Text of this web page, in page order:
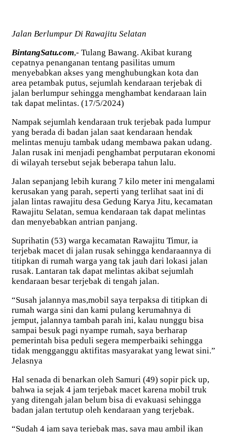
Jalan Berlumpur Di Rawajitu Selatan
BintangSatu.com,- Tulang Bawang. Akibat kurang
cepatnya penanganan tentang pasilitas umum
menyebabkan akses yang menghubungkan kota dan
area petambak putus, sejumlah kendaraan terjebak di
jalan berlumpur sehingga menghambat kendaraan lain
tak dapat melintas. (17/5/2024)
Nampak sejumlah kendaraan truk terjebak pada lumpur
yang berada di badan jalan saat kendaraan hendak
melintas menuju tambak udang membawa pakan udang.
Jalan rusak ini menjadi penghambat perputaran ekonomi
di wilayah tersebut sejak beberapa tahun lalu.
Jalan sepanjang lebih kurang 7 kilo meter ini mengalami
kerusakan yang parah, seperti yang terlihat saat ini di
jalan lintas rawajitu desa Gedung Karya Jitu, kecamatan
Rawajitu Selatan, semua kendaraan tak dapat melintas
dan menyebabkan antrian panjang.
Suprihatin (53) warga kecamatan Rawajitu Timur, ia
terjebak macet di jalan rusak sehingga kendaraannya di
titipkan di rumah warga yang tak jauh dari lokasi jalan
rusak. Lantaran tak dapat melintas akibat sejumlah
kendaraan besar terjebak di tengah jalan.
“Susah jalannya mas,mobil saya terpaksa di titipkan di
rumah warga sini dan kami pulang kerumahnya di
jemput, jalannya tambah parah ini, kalau nunggu bisa
sampai besuk pagi nyampe rumah, saya berharap
pemerintah bisa peduli segera memperbaiki sehingga
tidak mengganggu aktifitas masyarakat yang lewat sini.”
Jelasnya
Hal senada di benarkan oleh Samuri (49) sopir pick up,
bahwa ia sejak 4 jam terjebak macet karena mobil truk
yang ditengah jalan belum bisa di evakuasi sehingga
badan jalan tertutup oleh kendaraan yang terjebak.
“Sudah 4 jam saya terjebak mas, saya mau ambil ikan